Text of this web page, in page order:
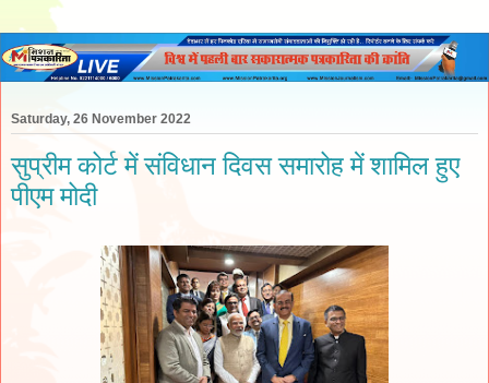
Saturday, 26 November 2022
सुप्रीम कोर्ट में संविधान दिवस समारोह में शामिल हुए
पीएम मोदी